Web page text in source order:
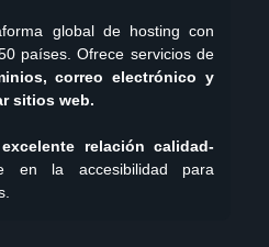
global de hosting con
países. Ofrece servicios de
correo electrónico y
sitios web.
excelente relación calidad-
en la accesibilidad para